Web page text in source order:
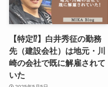
【特定⁉︎】白井秀征の勤務
先（建設会社）は地元・川
崎の会社で既に解雇されて
いた